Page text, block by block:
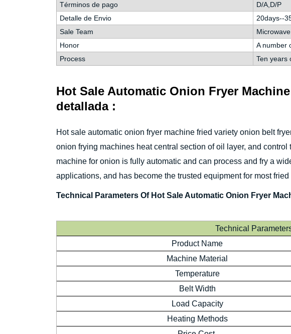
Términos de pago
D/A,D/P
Detalle de Envio
20days--
Sale Team
Honor
A number
Process
Ten years
Hot Sale Automatic Onion Fryer
detallada :
Hot sale automatic onion fryer machine fried variety onion belt
onion frying machines heat central section of oil layer, and
machine for onion is fully automatic and can process and fry a
applications, and has become the trusted equipment for most
Technical Parameters Of Hot Sale Automatic Onion Fryer
Technical
Product Name
Machine Material
Temperature
Belt Width
Load Capacity
Heating Methods